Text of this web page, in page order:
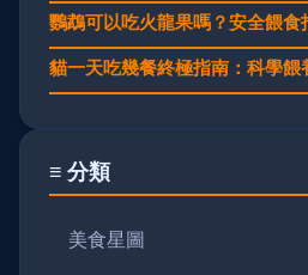
鸚鵡可以吃火龍果嗎？安全餵食
貓一天吃幾餐終極指南：科學
≡ 分類
美食星圖